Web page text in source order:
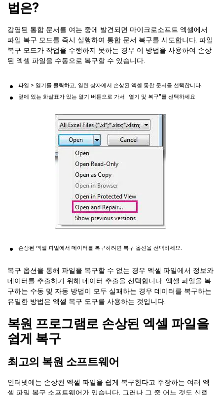
법은?
감염된 통합 문서를 여는 중에 발견되면 마이크로소프트 엑셀에서
파일 복구 모드를 즉시 실행하여 통합 문서 복구를 시도합니다. 파일
복구 모드가 작업을 수행하지 못하는 경우 이 방법을 사용하여 손상
된 엑셀 파일을 수동으로 복구할 수 있습니다.
파일 > 열기를 클릭하고, 열린 상자에서 손상된 엑셀 통합 문서를 선택합니다.
옆에 있는 화살표가 있는 열기 버튼으로 가서 "열기 및 복구"를 선택하세요
손상된 엑셀 파일에서 데이터를 복구하려면 복구 옵션을 선택하세요.
복구 옵션을 통해 파일을 복구할 수 없는 경우 엑셀 파일에서 정보와
데이터를 추출하기 위해 데이터 추출을 선택합니다. 엑셀 파일을 복
구하는 수동 및 자동 방법이 모두 실패하는 경우 데이터를 복구하는
유일한 방법은 엑셀 복구 도구를 사용하는 것입니다.
복원 프로그램로 손상된 엑셀 파일을
쉽게 복구
최고의 복원 소프트웨어
인터넷에는 손상된 엑셀 파일을 쉽게 복구한다고 주장하는 여러 엑
셀 파일 복구 소프트웨어가 있습니다. 그러나 그 중 어느 것도 신뢰